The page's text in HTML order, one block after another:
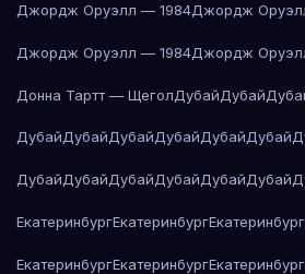
Джордж Оруэлл — 1984Джордж
Джордж Оруэлл — 1984Джордж
Донна Тартт — ЩеголДубайДубай
ДубайДубайДубайДубайДубайДубай
ДубайДубайДубайДубайДубайДубай
ЕкатеринбургЕкатеринбургЕкатеринбург
ЕкатеринбургЕкатеринбургЕкатеринбург